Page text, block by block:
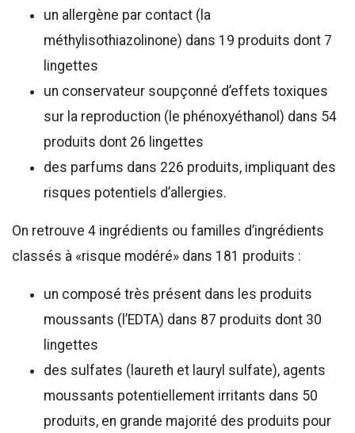
un allergène par contact (la
méthylisothiazolinone) dans 19 produits dont 7
lingettes
un conservateur soupçonné d’effets toxiques
sur la reproduction (le phénoxyéthanol) dans 54
produits dont 26 lingettes
des parfums dans 226 produits, impliquant des
risques potentiels d’allergies.
On retrouve 4 ingrédients ou familles d’ingrédients
classés à «risque modéré» dans 181 produits :
un composé très présent dans les produits
moussants (l’EDTA) dans 87 produits dont 30
lingettes
des sulfates (laureth et lauryl sulfate), agents
moussants potentiellement irritants dans 50
produits, en grande majorité des produits pour